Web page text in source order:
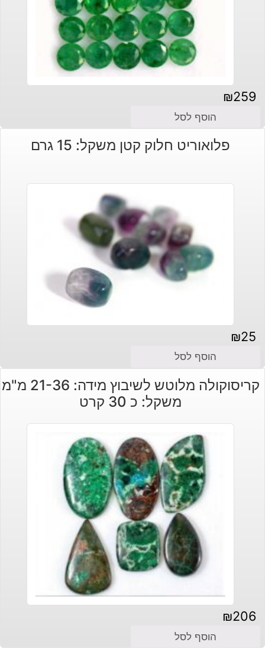
₪259
הוסף לסל
פלואוריט חלוק קטן משקל: 15 גרם
₪25
הוסף לסל
קריסוקולה מלוטש לשיבוץ מידה: 21-36 מ"מ
משקל: כ 30 קרט
₪206
הוסף לסל